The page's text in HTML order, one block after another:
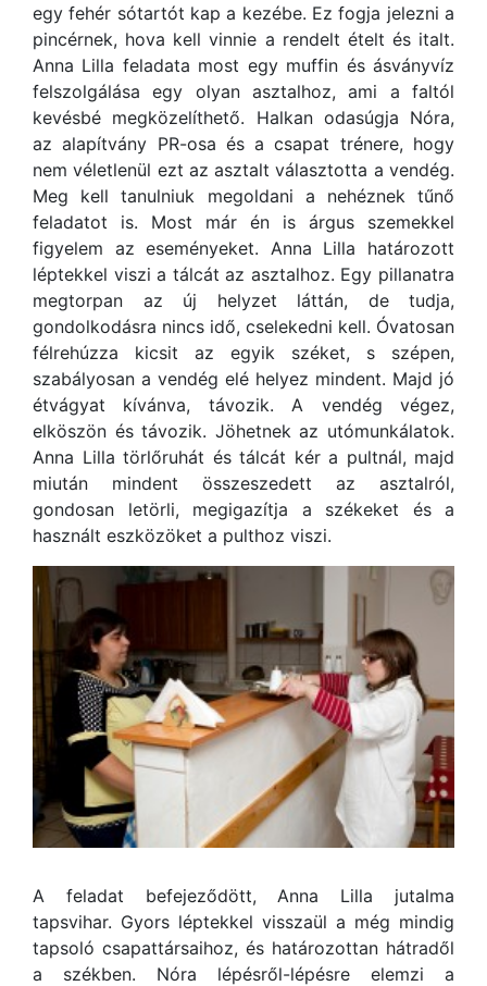
egy fehér sótartót kap a kezébe. Ez fogja jelezni a
pincérnek, hova kell vinnie a rendelt ételt és italt.
Anna Lilla feladata most egy muffin és ásványvíz
felszolgálása egy olyan asztalhoz, ami a faltól
kevésbé megközelíthető. Halkan odasúgja Nóra,
az alapítvány PR-osa és a csapat trénere, hogy
nem véletlenül ezt az asztalt választotta a vendég.
Meg kell tanulniuk megoldani a nehéznek tűnő
feladatot is. Most már én is árgus szemekkel
figyelem az eseményeket. Anna Lilla határozott
léptekkel viszi a tálcát az asztalhoz. Egy pillanatra
megtorpan az új helyzet láttán, de tudja,
gondolkodásra nincs idő, cselekedni kell. Óvatosan
félrehúzza kicsit az egyik széket, s szépen,
szabályosan a vendég elé helyez mindent. Majd jó
étvágyat kívánva, távozik. A vendég végez,
elköszön és távozik. Jöhetnek az utómunkálatok.
Anna Lilla törlőruhát és tálcát kér a pultnál, majd
miután mindent összeszedett az asztalról,
gondosan letörli, megigazítja a székeket és a
használt eszközöket a pulthoz viszi.
A feladat befejeződött, Anna Lilla jutalma
tapsvihar. Gyors léptekkel visszaül a még mindig
tapsoló csapattársaihoz, és határozottan hátradől
a székben. Nóra lépésről-lépésre elemzi a